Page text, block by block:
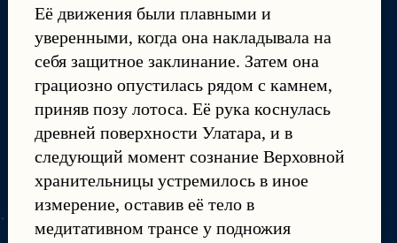
Её движения были плавными и
уверенными, когда она накладывала на
себя защитное заклинание. Затем она
грациозно опустилась рядом с камнем,
приняв позу лотоса. Её рука коснулась
древней поверхности Улатара, и в
следующий момент сознание Верховной
хранительницы устремилось в иное
измерение, оставив её тело в
медитативном трансе у подножия